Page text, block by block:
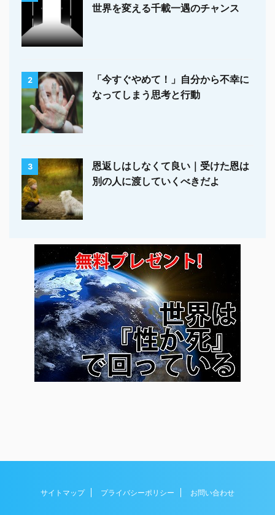
世界を変える千載一遇のチャンス
2
「今すぐやめて！」自分から不幸に
なってしまう思考と行動
3
恩返しはしなくて良い｜受けた恩は
別の人に渡していくべきだよ
サイトマップ プライバシーポリシー お問い合わせ